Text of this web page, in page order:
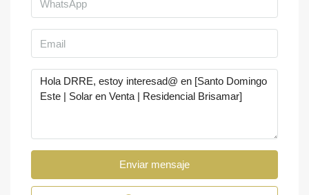
Enviar mensaje